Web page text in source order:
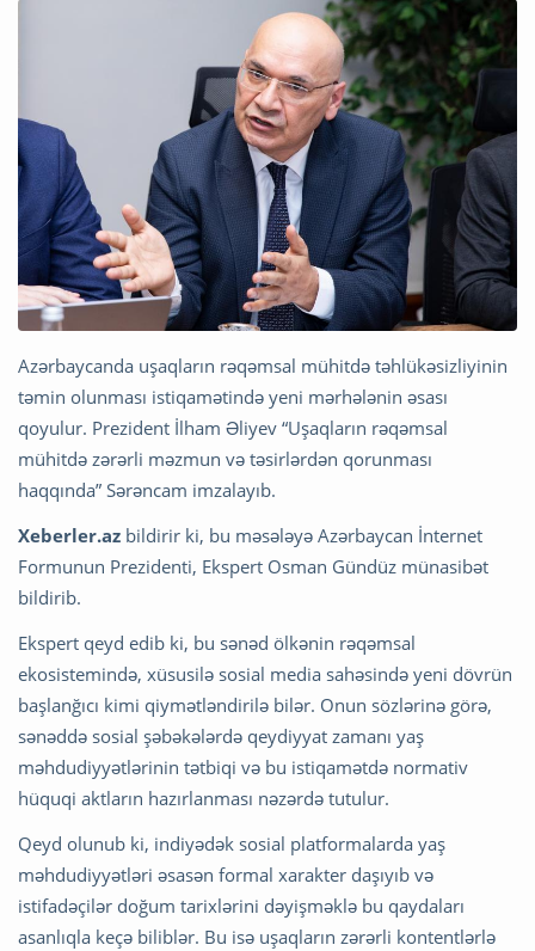
Azərbaycanda uşaqların rəqəmsal mühitdə təhlükəsizliyinin
təmin olunması istiqamətində yeni mərhələnin əsası
qoyulur. Prezident İlham Əliyev “Uşaqların rəqəmsal
mühitdə zərərli məzmun və təsirlərdən qorunması
haqqında” Sərəncam imzalayıb.
Xeberler.az bildirir ki, bu məsələyə Azərbaycan İnternet
Formunun Prezidenti, Ekspert Osman Gündüz münasibət
bildirib.
Ekspert qeyd edib ki, bu sənəd ölkənin rəqəmsal
ekosistemində, xüsusilə sosial media sahəsində yeni dövrün
başlanğıcı kimi qiymətləndirilə bilər. Onun sözlərinə görə,
sənəddə sosial şəbəkələrdə qeydiyyat zamanı yaş
məhdudiyyətlərinin tətbiqi və bu istiqamətdə normativ
hüquqi aktların hazırlanması nəzərdə tutulur.
Qeyd olunub ki, indiyədək sosial platformalarda yaş
məhdudiyyətləri əsasən formal xarakter daşıyıb və
istifadəçilər doğum tarixlərini dəyişməklə bu qaydaları
asanlıqla keçə biliblər. Bu isə uşaqların zərərli kontentlərlə